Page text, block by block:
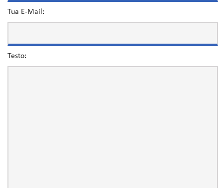
Tua E-Mail:
Testo: